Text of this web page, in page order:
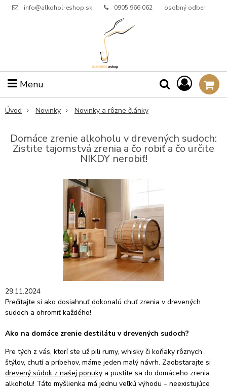
info@alkohol-eshop.sk 0905 966 062 osobný odber
Menu
Úvod Novinky Novinky a rôzne články
Domáce zrenie alkoholu v drevených sudoch:
Zistite tajomstvá zrenia a čo robiť a čo určite
NIKDY nerobiť!
29.11.2024
Prečítajte si ako dosiahnuť dokonalú chuť zrenia v drevených
sudoch a ohromiť každého!
Ako na domáce zrenie destilátu v drevených sudoch?
Pre tých z vás, ktorí ste už pili rumy, whisky či koňaky rôznych
štýlov, chutí a príbehov, máme jeden malý návrh. Zaobstarajte si
drevený súdok z našej ponuky a pustite sa do domáceho zrenia
alkoholu! Táto myšlienka má jednu veľkú výhodu – neexistujúce